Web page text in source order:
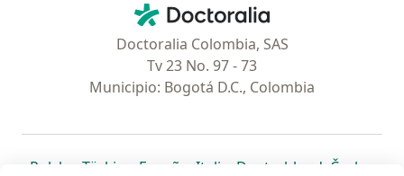
Doctoralia - Página de inicio
Doctoralia Colombia, SAS
Tv 23 No. 97 - 73
Municipio: Bogotá D.C., Colombia
Polska se abre en una nueva pestaña
Türkiye se abre en una nueva pestaña
España se abre en una nueva pestaña
Italia se abre en una nueva
Deutschlandse abre en
Česko